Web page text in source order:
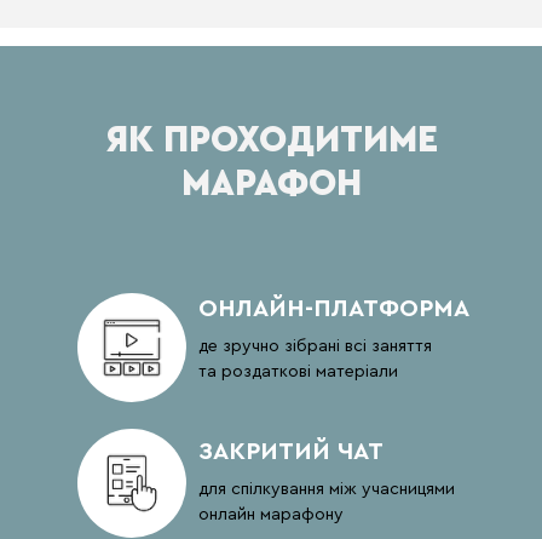
ЯК ПРОХОДИТИМЕ
МАРАФОН
ОНЛАЙН-ПЛАТФОРМА
ЗАКРИТИЙ ЧАТ
де зручно зібрані всі заняття
та роздаткові матеріали
для спілкування між учасницями
онлайн марафону